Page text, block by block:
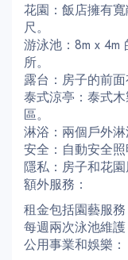
花園：飯店擁有
尺。
游泳池：8m x 4m
所。
露台：房子的前
泰式涼亭：泰式
區。
淋浴：兩個戶外淋
安全：自動安全照
隱私：房子和花園
額外服務：
租金包括園藝服務
每週兩次泳池維護
公用事業和娛樂：